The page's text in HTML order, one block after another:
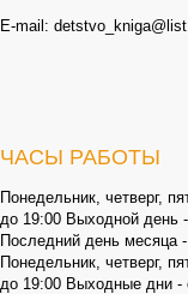
E-mail:
ЧАСЫ РАБОТЫ
Понедельник, четверг,
до 19:00 Выходной день
Последний день месяца
Понедельник, четверг,
до 19:00 Выходные дни -